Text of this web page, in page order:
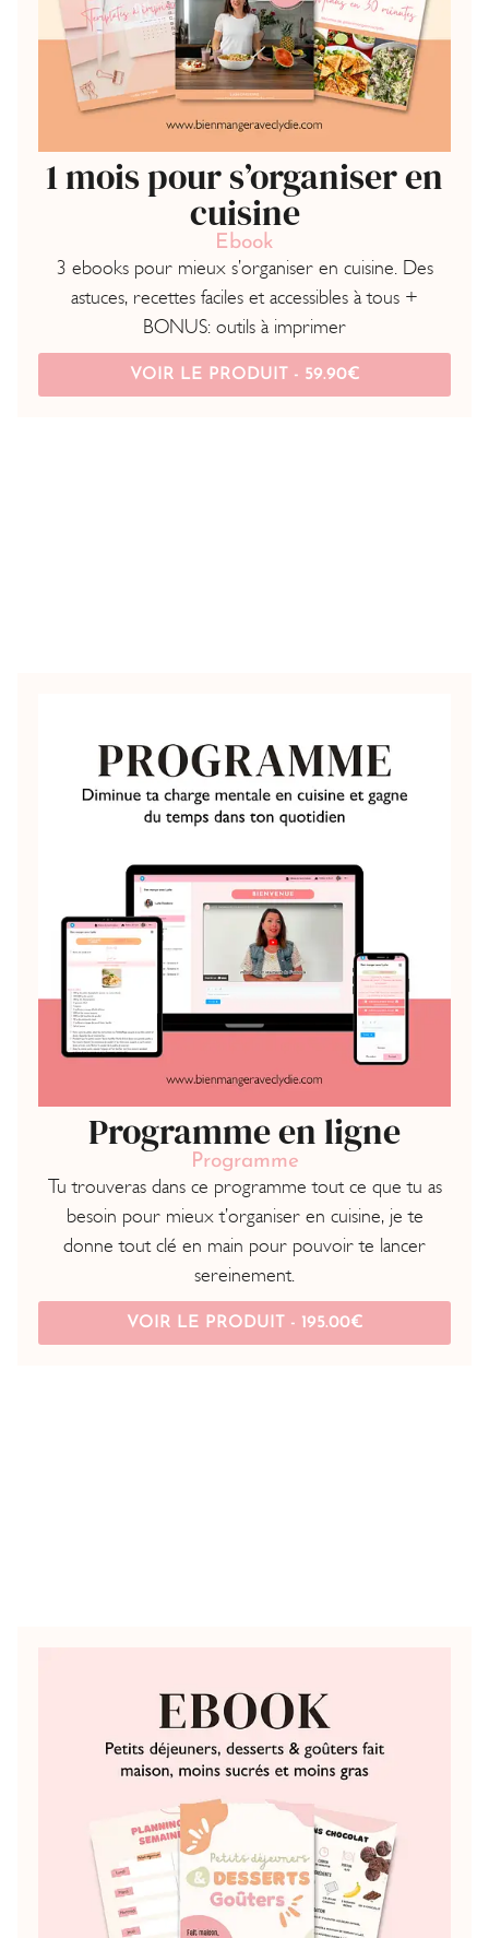
1 mois pour s’organiser en
cuisine
Ebook
3 ebooks pour mieux s’organiser en cuisine. Des
astuces, recettes faciles et accessibles à tous +
BONUS: outils à imprimer
VOIR LE PRODUIT - 59.90€
Programme en ligne
Programme
Tu trouveras dans ce programme tout ce que tu as
besoin pour mieux t’organiser en cuisine, je te
donne tout clé en main pour pouvoir te lancer
sereinement.
VOIR LE PRODUIT - 195.00€